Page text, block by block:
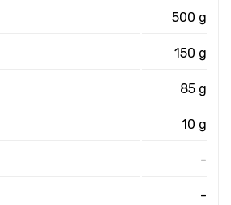
500 g
150 g
85 g
10 g
-
-